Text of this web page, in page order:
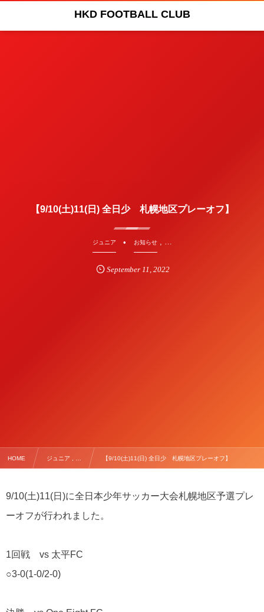
HKD FOOTBALL CLUB
【9/10(土)11(日) 全日少 札幌地区プレーオフ】
ジュニア お知らせ, …
September 11 ,2022
HOME ジュニア , … 【9/10(土)11(日) 全日少 札幌地区プレーオフ】
9/10(土)11(日)に全日本少年サッカー大会札幌地区予選プレ
ーオフが行われました。
1回戦 vs 太平FC
○3-0(1-0/2-0)